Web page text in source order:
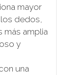
mayor
dedos,
más amplia
y
una